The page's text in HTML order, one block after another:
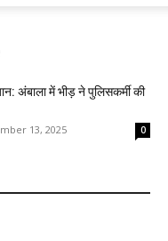
अंबाला में भीड़ ने पुलिसकर्मी की
13, 2025 0